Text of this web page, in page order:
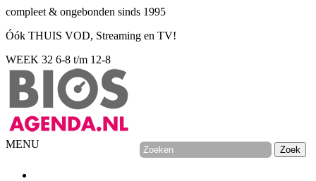
compleet & ongebonden sinds 1995
Óók THUIS VOD, Streaming en TV!
WEEK 32 6-8 t/m 12-8
MENU